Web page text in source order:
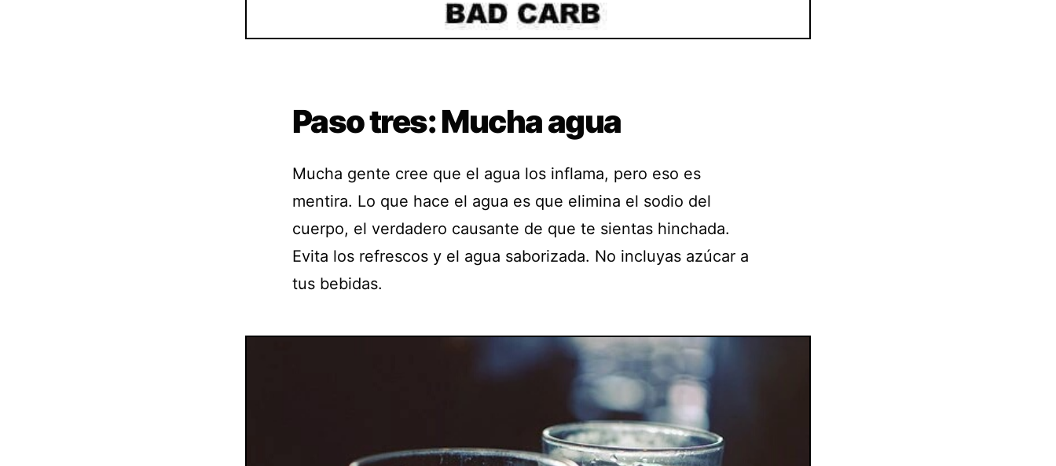
Paso tres: Mucha agua
Mucha gente cree que el agua los inflama, pero eso es
mentira. Lo que hace el agua es que elimina el sodio del
cuerpo, el verdadero causante de que te sientas hinchada.
Evita los refrescos y el agua saborizada. No incluyas azúcar a
tus bebidas.